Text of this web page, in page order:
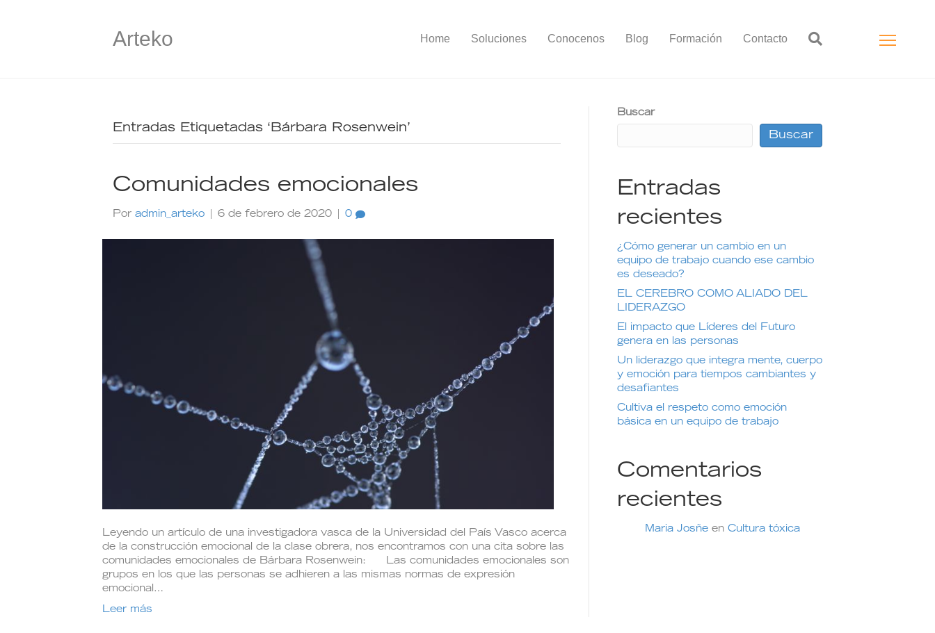
Arteko Home Soluciones Conocenos Blog Formación Contacto
Entradas Etiquetadas ‘Bárbara Rosenwein’
Comunidades emocionales
Por admin_arteko 6 de febrero de 2020 0
Leyendo un artículo de una investigadora vasca de la Universidad del País Vasco acerca
de la construcción emocional de la clase obrera, nos encontramos con una cita sobre las
comunidades emocionales de Bárbara Rosenwein: Las comunidades emocionales son
grupos en los que las personas se adhieren a las mismas normas de expresión
emocional…
Leer más
Buscar
Buscar
Entradas
recientes
¿Cómo generar un cambio en un
equipo de trabajo cuando ese cambio
es deseado?
EL CEREBRO COMO ALIADO DEL
LIDERAZGO
El impacto que Líderes del Futuro
genera en las personas
Un liderazgo que integra mente, cuerpo
y emoción para tiempos cambiantes y
desafiantes
Cultiva el respeto como emoción
básica en un equipo de trabajo
Comentarios
recientes
Maria Josñe en Cultura tóxica